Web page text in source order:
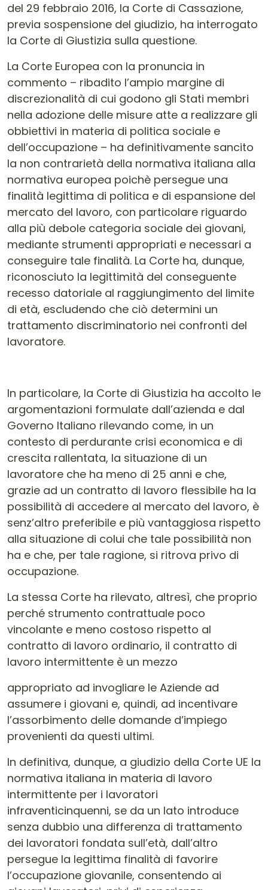
del 29 febbraio 2016, la Corte di Cassazione,
previa sospensione del giudizio, ha interrogato
la Corte di Giustizia sulla questione.
La Corte Europea con la pronuncia in
commento – ribadito l’ampio margine di
discrezionalità di cui godono gli Stati membri
nella adozione delle misure atte a realizzare gli
obbiettivi in materia di politica sociale e
dell’occupazione – ha definitivamente sancito
la non contrarietà della normativa italiana alla
normativa europea poichè persegue una
finalità legittima di politica e di espansione del
mercato del lavoro, con particolare riguardo
alla più debole categoria sociale dei giovani,
mediante strumenti appropriati e necessari a
conseguire tale finalità. La Corte ha, dunque,
riconosciuto la legittimità del conseguente
recesso datoriale al raggiungimento del limite
di età, escludendo che ciò determini un
trattamento discriminatorio nei confronti del
lavoratore.
In particolare, la Corte di Giustizia ha accolto le
argomentazioni formulate dall’azienda e dal
Governo Italiano rilevando come, in un
contesto di perdurante crisi economica e di
crescita rallentata, la situazione di un
lavoratore che ha meno di 25 anni e che,
grazie ad un contratto di lavoro flessibile ha la
possibilità di accedere al mercato del lavoro, è
senz’altro preferibile e più vantaggiosa rispetto
alla situazione di colui che tale possibilità non
ha e che, per tale ragione, si ritrova privo di
occupazione.
La stessa Corte ha rilevato, altresì, che proprio
perché strumento contrattuale poco
vincolante e meno costoso rispetto al
contratto di lavoro ordinario, il contratto di
lavoro intermittente è un mezzo
appropriato ad invogliare le Aziende ad
assumere i giovani e, quindi, ad incentivare
l’assorbimento delle domande d’impiego
provenienti da questi ultimi.
In definitiva, dunque, a giudizio della Corte UE la
normativa italiana in materia di lavoro
intermittente per i lavoratori
infraventicinquenni, se da un lato introduce
senza dubbio una differenza di trattamento
dei lavoratori fondata sull’età, dall’altro
persegue la legittima finalità di favorire
l’occupazione giovanile, consentendo ai